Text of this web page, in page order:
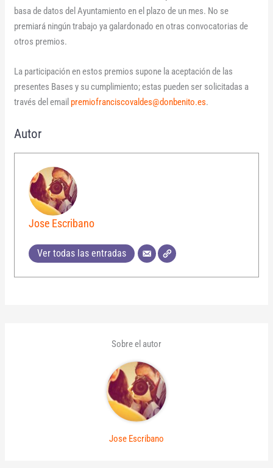
basa de datos del Ayuntamiento en el plazo de un mes. No se
premiará ningún trabajo ya galardonado en otras convocatorias de
otros premios.
La participación en estos premios supone la aceptación de las
presentes Bases y su cumplimiento; estas pueden ser solicitadas a
través del email premiofranciscovaldes@donbenito.es.
Autor
Jose Escribano
Ver todas las entradas
Sobre el autor
Jose Escribano